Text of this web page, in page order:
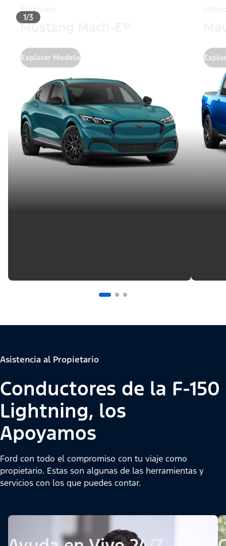
1/3
Eléctrico
Mustang Mach-E®
Explorar Modelo
Asistencia al Propietario
Conductores de la F-150
Lightning, los
Apoyamos
Ford con todo el compromiso con tu viaje como
propietario. Estas son algunas de las herramientas y
servicios con los que puedes contar.